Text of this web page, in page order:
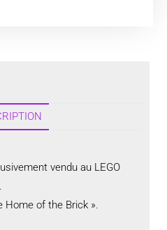
vendu au LEGO
Home of the Brick ».